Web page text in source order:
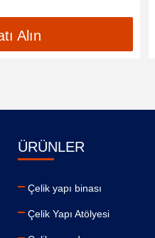
Alın
ÜRÜNLER
Çelik yapı binası
Çelik Yapı Atölyesi